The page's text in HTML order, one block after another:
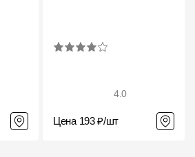
4.0
Цена 193 ₽/шт